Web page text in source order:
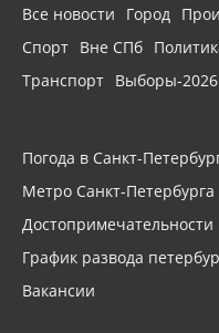
Все новости Город
Спорт Вне СПб
Транспорт Выборы-2026
Погода в Санкт-
Метро Санкт-Петербурга
Достопримечательности
График развода
Вакансии